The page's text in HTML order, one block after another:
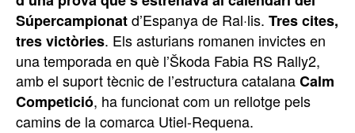
Súpercampionatd’Espanya de Ral·lis. Tres cites,
tres victòries. Els asturians romanen invictes en
una temporada en què l’Škoda Fabia RS Rally2,
amb el suport tècnic de l’estructura catalanaCalm
Competició, ha funcionat com un rellotge pels
camins de la comarca Utiel-Requena.